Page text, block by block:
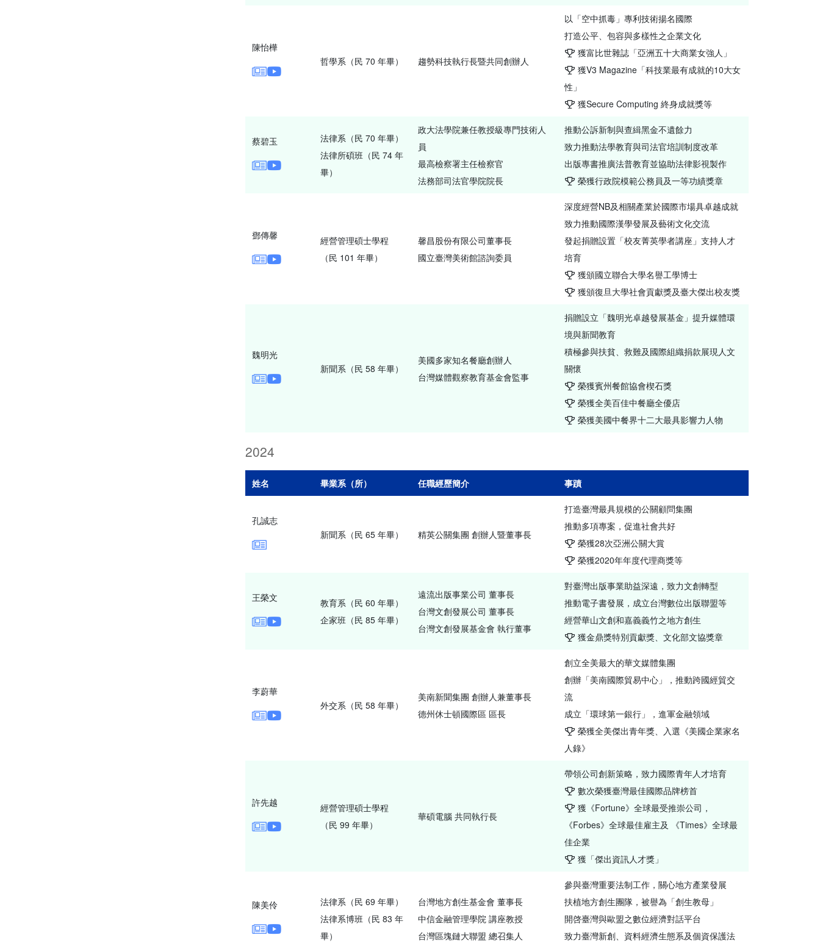
陳怡樺
哲學系（民 70 年畢）
趨勢科技執行長暨共同創辦人
以「空中抓毒」專利技術揚名國際
打造公平、包容與多樣性之企業文化
獲富比世雜誌「亞洲五十大商業女強人」
獲V3 Magazine「科技業最有成就的10大女
性」
獲Secure Computing 終身成就獎等
蔡碧玉
法律系（民 70 年畢）
法律所碩班（民 74 年
畢）
政大法學院兼任教授級專門技術人
員
最高檢察署主任檢察官
法務部司法官學院院長
推動公訴新制與查緝黑金不遺餘力
致力推動法學教育與司法官培訓制度改革
出版專書推廣法普教育並協助法律影視製作
榮獲行政院模範公務員及一等功績獎章
鄧傳馨
經營管理碩士學程
（民 101 年畢）
馨昌股份有限公司董事長
國立臺灣美術館諮詢委員
深度經營NB及相關產業於國際市場具卓越成就
致力推動國際漢學發展及藝術文化交流
發起捐贈設置「校友菁英學者講座」支持人才
培育
獲頒國立聯合大學名譽工學博士
獲頒復旦大學社會貢獻獎及臺大傑出校友獎
魏明光
新聞系（民 58 年畢）
美國多家知名餐廳創辦人
台灣媒體觀察教育基金會監事
捐贈設立「魏明光卓越發展基金」提升媒體環
境與新聞教育
積極參與扶貧、救難及國際組織捐款展現人文
關懷
榮獲賓州餐館協會楔石獎
榮獲全美百佳中餐廳全優店
榮獲美國中餐界十二大最具影響力人物
2024
姓名 畢業系（所） 任職經歷簡介 事蹟
孔誠志
新聞系（民 65 年畢）
精英公關集團 創辦人暨董事長
打造臺灣最具規模的公關顧問集團
推動多項專案，促進社會共好
榮獲28次亞洲公關大賞
榮獲2020年年度代理商獎等
王榮文
教育系（民 60 年畢）
企家班（民 85 年畢）
遠流出版事業公司 董事長
台灣文創發展公司 董事長
台灣文創發展基金會 執行董事
對臺灣出版事業助益深遠，致力文創轉型
推動電子書發展，成立台灣數位出版聯盟等
經營華山文創和嘉義義竹之地方創生
獲金鼎獎特別貢獻獎、文化部文協獎章
李蔚華
外交系（民 58 年畢）
美南新聞集團 創辦人兼董事長
德州休士頓國際區 區長
創立全美最大的華文媒體集團
創辦「美南國際貿易中心」，推動跨國經貿交
流
成立「環球第一銀行」，進軍金融領域
榮獲全美傑出青年獎、入選《美國企業家名
人錄》
許先越
經營管理碩士學程
（民 99 年畢）
華碩電腦 共同執行長
帶領公司創新策略，致力國際青年人才培育
數次榮獲臺灣最佳國際品牌榜首
獲《Fortune》全球最受推崇公司，
《Forbes》全球最佳雇主及 《Times》全球最
佳企業
獲「傑出資訊人才獎」
陳美伶
法律系（民 69 年畢）
法律系博班（民 83 年
畢）
台灣地方創生基金會 董事長
中信金融管理學院 講座教授
台灣區塊鏈大聯盟 總召集人
參與臺灣重要法制工作，關心地方產業發展
扶植地方創生團隊，被譽為「創生教母」
開啓臺灣與歐盟之數位經濟對話平台
致力臺灣新創、資料經濟生態系及個資保護法